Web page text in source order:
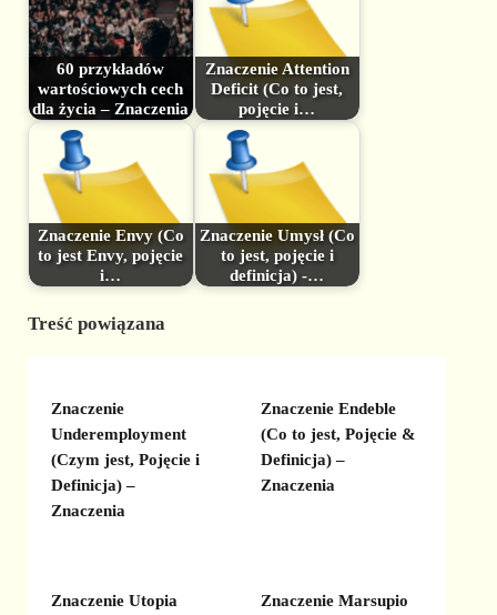
60 przykładów
wartościowych cech
dla życia – Znaczenia
Znaczenie Attention
Deficit (Co to jest,
pojęcie i…
Znaczenie Envy (Co
to jest Envy, pojęcie
i…
Znaczenie Umysł (Co
to jest, pojęcie i
definicja) -…
Treść powiązana
Znaczenie
Underemployment
(Czym jest, Pojęcie i
Definicja) –
Znaczenia
Znaczenie Endeble
(Co to jest, Pojęcie &
Definicja) –
Znaczenia
Znaczenie Utopia
Znaczenie Marsupio